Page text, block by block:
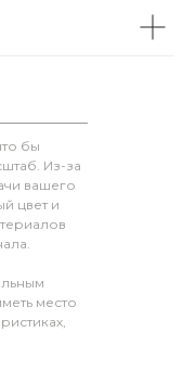
бы
Из-за
вашего
цвет и
место